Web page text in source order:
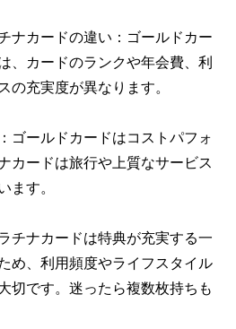
ナカードの違い：ゴールドカー
、カードのランクや年会費、利
の充実度が異なります。
ゴールドカードはコストパフォ
カードは旅行や上質なサービス
ます。
チナカードは特典が充実する一
め、利用頻度やライフスタイル
切です。迷ったら複数枚持ちも